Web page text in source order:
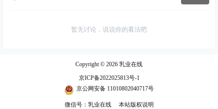
暂无讨论，说说你的看法吧
Copyright © 2026 乳业在线
京ICP备2022025813号-1
京公网安备 11010802040717号
微信号：乳业在线 本站版权说明